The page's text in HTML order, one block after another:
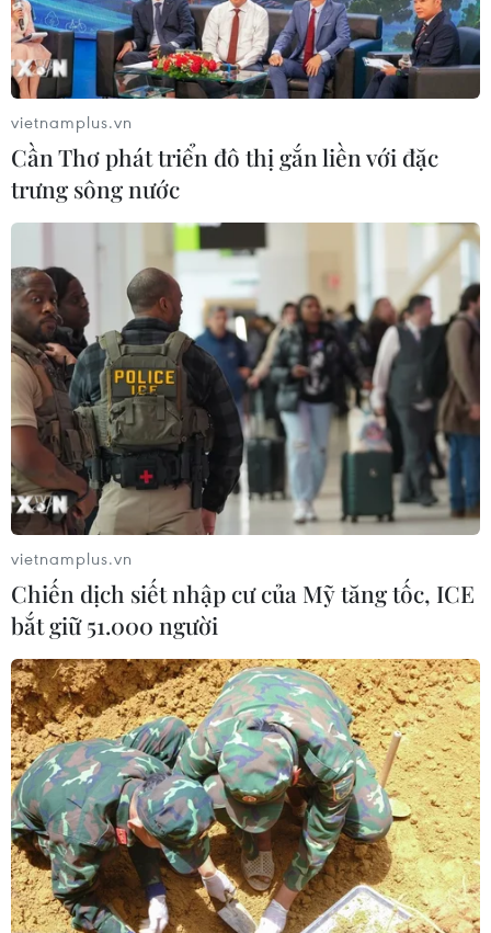
vietnamplus.vn
Cần Thơ phát triển đô thị gắn liền với đặc
trưng sông nước
vietnamplus.vn
Chiến dịch siết nhập cư của Mỹ tăng tốc, ICE
bắt giữ 51.000 người